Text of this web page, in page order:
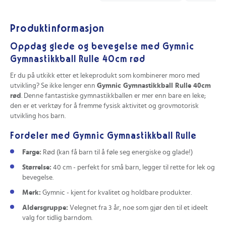
Produktinformasjon
Oppdag glede og bevegelse med Gymnic
Gymnastikkball Rulle 40cm rød
Er du på utkikk etter et lekeprodukt som kombinerer moro med
utvikling? Se ikke lenger enn Gymnic Gymnastikkball Rulle 40cm
rød
. Denne fantastiske gymnastikkballen er mer enn bare en leke;
den er et verktøy for å fremme fysisk aktivitet og grovmotorisk
utvikling hos barn.
Fordeler med Gymnic Gymnastikkball Rulle
Farge: Rød (kan få barn til å føle seg energiske og glade!)
Størrelse: 40 cm - perfekt for små barn, legger til rette for lek og
bevegelse.
Merk: Gymnic - kjent for kvalitet og holdbare produkter.
Aldersgruppe: Velegnet fra 3 år, noe som gjør den til et ideelt
valg for tidlig barndom.